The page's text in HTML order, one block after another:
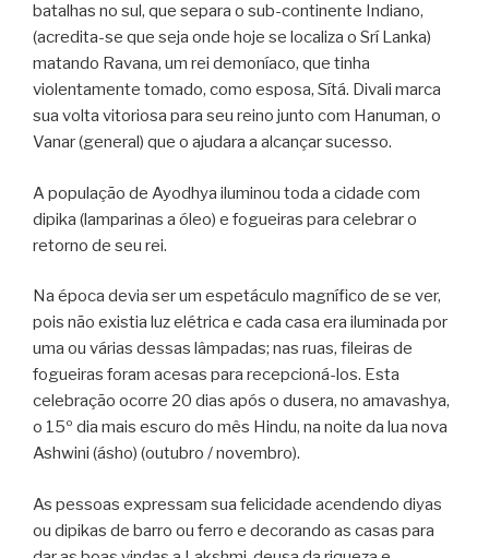
batalhas no sul, que separa o sub-continente Indiano,
(acredita-se que seja onde hoje se localiza o Srí Lanka)
matando Ravana, um rei demoníaco, que tinha
violentamente tomado, como esposa, Sítá. Divali marca
sua volta vitoriosa para seu reino junto com Hanuman, o
Vanar (general) que o ajudara a alcançar sucesso.
A população de Ayodhya iluminou toda a cidade com
dipika (lamparinas a óleo) e fogueiras para celebrar o
retorno de seu rei.
Na época devia ser um espetáculo magnífico de se ver,
pois não existia luz elétrica e cada casa era iluminada por
uma ou várias dessas lâmpadas; nas ruas, fileiras de
fogueiras foram acesas para recepcioná-los. Esta
celebração ocorre 20 dias após o dusera, no amavashya,
o 15º dia mais escuro do mês Hindu, na noite da lua nova
Ashwini (ásho) (outubro / novembro).
As pessoas expressam sua felicidade acendendo diyas
ou dipikas de barro ou ferro e decorando as casas para